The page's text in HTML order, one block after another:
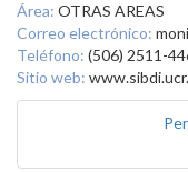
Área: OTRAS AREAS
Correo electrónico:
Teléfono: (506) 2511-
Sitio web: